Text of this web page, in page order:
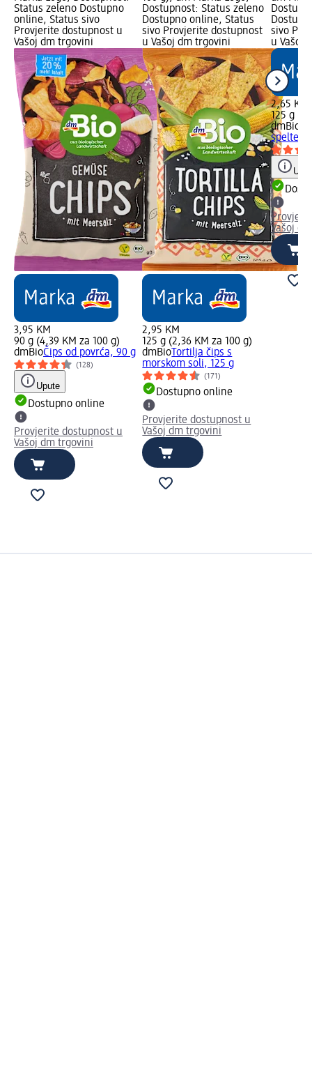
Status zeleno Dostupno
online, Status sivo
Provjerite dostupnost u
Vašoj dm trgovini
3,95 KM
90 g (4,39 KM za 100 g)
dmBioČips od povrća, 90 g
(128)
Upute
Dostupno online
Provjerite dostupnost u
Vašoj dm trgovini
Dostupnost: Status zeleno
Dostupno online, Status
sivo Provjerite dostupnost
u Vašoj dm trgovini
2,95 KM
125 g (2,36 KM za 100 g)
dmBio Tortilja čips s
morskom soli, 125 g
(171)
Dostupno online
Provjerite dostupnost u
Vašoj dm trgovini
sivo
u Vašoj
2,65 KM
125 g
dmBio
spelte,
Vašoj